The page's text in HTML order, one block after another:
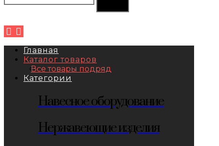
Главная
Каталог товаров
Все товары подряд
Категории
Навесное оборудование
Нержавеющие изделия